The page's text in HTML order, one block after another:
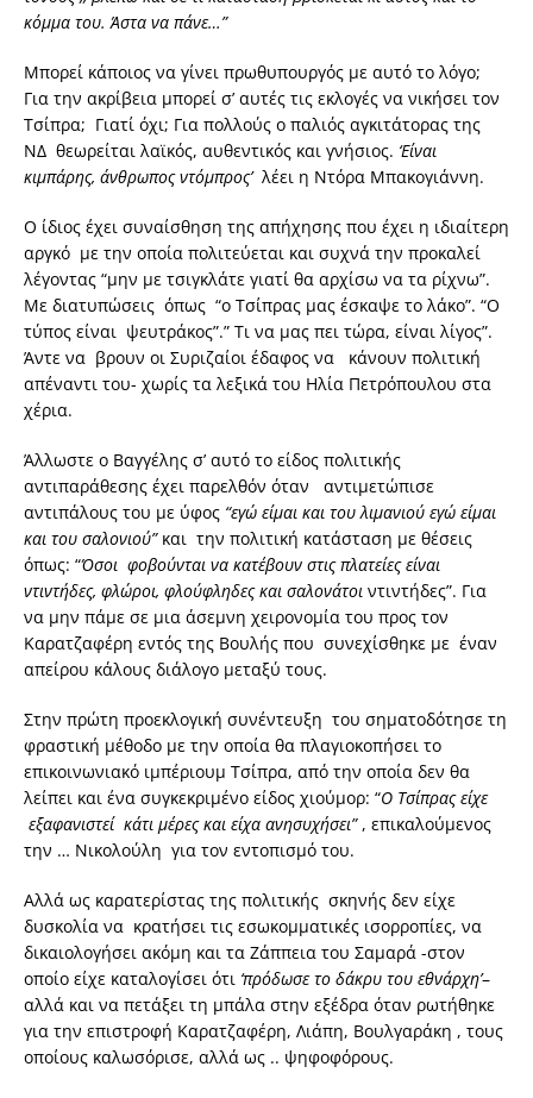
κόμμα του. Άστα να πάνε…”
Μπορεί κάποιος να γίνει πρωθυπουργός με αυτό το λόγο;
Για την ακρίβεια μπορεί σ’ αυτές τις εκλογές να νικήσει τον
Τσίπρα; Γιατί όχι; Για πολλούς ο παλιός αγκιτάτορας της
ΝΔ θεωρείται λαϊκός, αυθεντικός και γνήσιος. ‘Είναι
κιμπάρης, άνθρωπος ντόμπρος’λέει η Ντόρα Μπακογιάννη.
Ο ίδιος έχει συναίσθηση της απήχησης που έχει η ιδιαίτερη
αργκό με την οποία πολιτεύεται και συχνά την προκαλεί
λέγοντας “μην με τσιγκλάτε γιατί θα αρχίσω να τα ρίχνω”.
Με διατυπώσεις όπως “ο Τσίπρας μας έσκαψε το λάκο”. “Ο
τύπος είναι ψευτράκος”.” Τι να μας πει τώρα, είναι λίγος”.
Άντε να βρουν οι Συριζαίοι έδαφος να κάνουν πολιτική
απέναντι του- χωρίς τα λεξικά του Ηλία Πετρόπουλου στα
χέρια.
Άλλωστε ο Βαγγέλης σ’ αυτό το είδος πολιτικής
αντιπαράθεσης έχει παρελθόν όταν αντιμετώπισε
αντιπάλους του με ύφος “εγώ είμαι και του λιμανιού εγώ είμαι
και του σαλονιού”και την πολιτική κατάσταση με θέσεις
όπως: “Όσοι φοβούνται να κατέβουν στις πλατείες είναι
ντιντήδες, φλώροι, φλούφληδες και σαλονάτοι ντιντήδες”. Για
να μην πάμε σε μια άσεμνη χειρονομία του προς τον
Καρατζαφέρη εντός της Βουλής που συνεχίσθηκε με έναν
απείρου κάλους διάλογο μεταξύ τους.
Στην πρώτη προεκλογική συνέντευξη του σηματοδότησε τη
φραστική μέθοδο με την οποία θα πλαγιοκοπήσει το
επικοινωνιακό ιμπέριουμ Τσίπρα, από την οποία δεν θα
λείπει και ένα συγκεκριμένο είδος χιούμορ: “Ο Τσίπρας είχε
εξαφανιστεί κάτι μέρες και είχα ανησυχήσει”, επικαλούμενος
την … Νικολούλη για τον εντοπισμό του.
Αλλά ως καρατερίστας της πολιτικής σκηνής δεν είχε
δυσκολία να κρατήσει τις εσωκομματικές ισορροπίες, να
δικαιολογήσει ακόμη και τα Ζάππεια του Σαμαρά -στον
οποίο είχε καταλογίσει ότι ‘πρόδωσε το δάκρυ του εθνάρχη’–
αλλά και να πετάξει τη μπάλα στην εξέδρα όταν ρωτήθηκε
για την επιστροφή Καρατζαφέρη, Λιάπη, Βουλγαράκη , τους
οποίους καλωσόρισε, αλλά ως .. ψηφοφόρους.